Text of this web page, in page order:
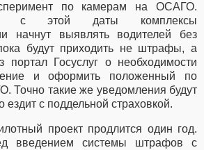
по камерам на ОСАГО.
с этой даты комплексы
начнут выявлять водителей без
будут приходить не штрафы, а
портал Госуслуг о необходимости
и оформить положенный по
Точно такие же уведомления будут
ездит с поддельной страховкой.
проект продлится один год.
введением системы штрафов с